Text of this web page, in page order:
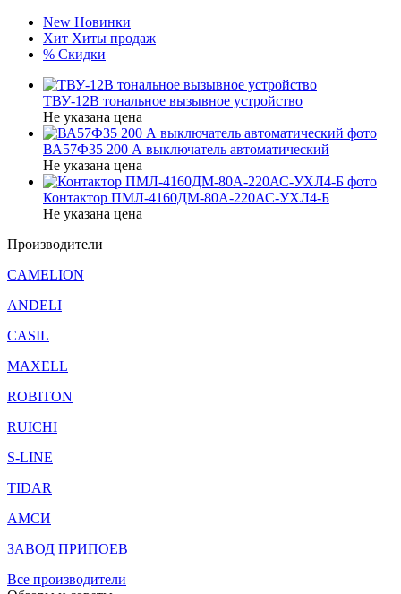
New Новинки
Хит Хиты продаж
% Скидки
ТВУ-12В тональное вызывное устройство
Не указана цена
ВА57Ф35 200 А выключатель автоматический
Не указана цена
Контактор ПМЛ-4160ДМ-80А-220АС-УХЛ4-Б
Не указана цена
Производители
CAMELION
ANDELI
CASIL
MAXELL
ROBITON
RUICHI
S-LINE
TIDAR
АМСИ
ЗАВОД ПРИПОЕВ
Все производители